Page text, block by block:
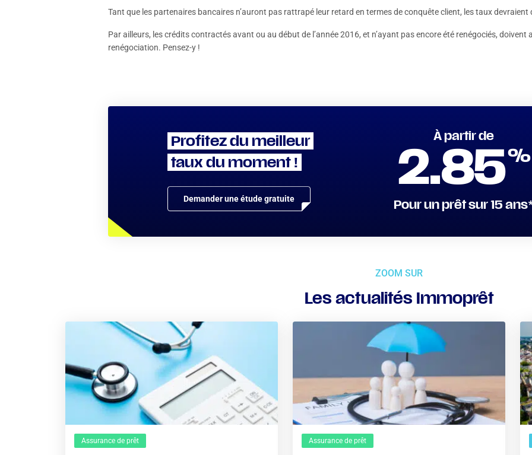
Tant que les partenaires bancaires n’auront pas rattrapé leur retard en termes de conquête client, les taux devraient
Par ailleurs, les crédits contractés avant ou au début de l’année 2016, et n’ayant pas encore été renégociés,
renégociation. Pensez-y !
Profitez du meilleur
taux du moment !
Demander une étude gratuite
À partir de
2.85%
Pour un prêt sur 15
ZOOM SUR
Les actualités Immoprêt
Assurance de prêt Assurance de prêt